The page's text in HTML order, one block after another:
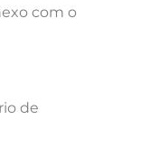
com o
de